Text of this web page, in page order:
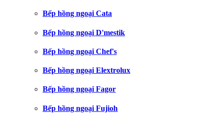
Bếp hồng ngoại Cata
Bếp hồng ngoại D'mestik
Bếp hồng ngoại Chef's
Bếp hồng ngoại Elextrolux
Bếp hồng ngoại Fagor
Bếp hồng ngoại Fujioh